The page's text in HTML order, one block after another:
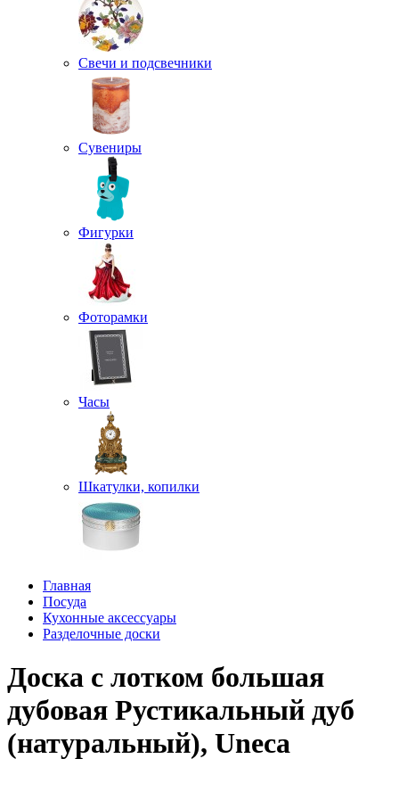
Свечи и подсвечники
Сувениры
Фигурки
Фоторамки
Часы
Шкатулки, копилки
Главная
Посуда
Кухонные аксессуары
Разделочные доски
Доска с лотком большая
дубовая Рустикальный дуб
(натуральный), Uneca